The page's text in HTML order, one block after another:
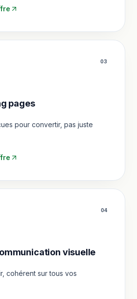
03
pages
pour convertir, pas juste
04
visuelle
cohérent sur tous vos